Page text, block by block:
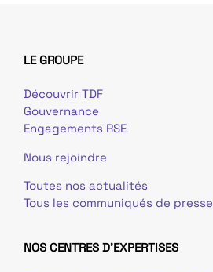
LE GROUPE
Découvrir TDF
Gouvernance
Engagements RSE
Nous rejoindre
Toutes nos actualités
Tous les communiqués de presse
NOS CENTRES D'EXPERTISES